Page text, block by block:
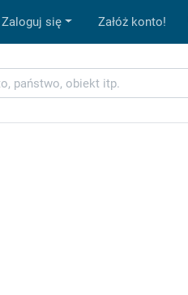
Zaloguj się Załóż konto!